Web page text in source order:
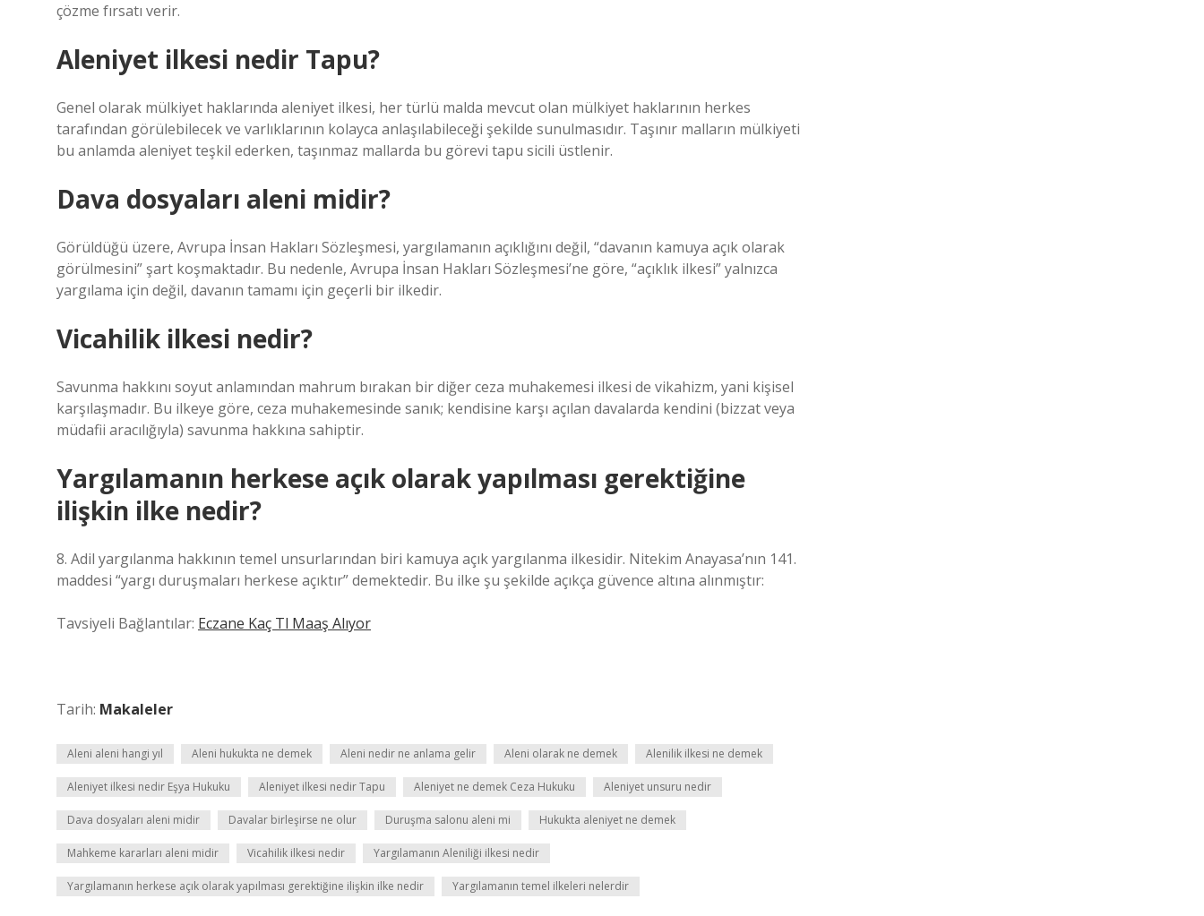
çözme fırsatı verir.
Aleniyet ilkesi nedir Tapu?
Genel olarak mülkiyet haklarında aleniyet ilkesi, her türlü malda mevcut olan mülkiyet haklarının herkes
tarafından görülebilecek ve varlıklarının kolayca anlaşılabileceği şekilde sunulmasıdır. Taşınır malların mülkiyeti
bu anlamda aleniyet teşkil ederken, taşınmaz mallarda bu görevi tapu sicili üstlenir.
Dava dosyaları aleni midir?
Görüldüğü üzere, Avrupa İnsan Hakları Sözleşmesi, yargılamanın açıklığını değil, “davanın kamuya açık olarak
görülmesini” şart koşmaktadır. Bu nedenle, Avrupa İnsan Hakları Sözleşmesi’ne göre, “açıklık ilkesi” yalnızca
yargılama için değil, davanın tamamı için geçerli bir ilkedir.
Vicahilik ilkesi nedir?
Savunma hakkını soyut anlamından mahrum bırakan bir diğer ceza muhakemesi ilkesi de vikahizm, yani kişisel
karşılaşmadır. Bu ilkeye göre, ceza muhakemesinde sanık; kendisine karşı açılan davalarda kendini (bizzat veya
müdafii aracılığıyla) savunma hakkına sahiptir.
Yargılamanın herkese açık olarak yapılması gerektiğine
ilişkin ilke nedir?
8. Adil yargılanma hakkının temel unsurlarından biri kamuya açık yargılanma ilkesidir. Nitekim Anayasa’nın 141.
maddesi “yargı duruşmaları herkese açıktır” demektedir. Bu ilke şu şekilde açıkça güvence altına alınmıştır:
Tavsiyeli Bağlantılar: Eczane Kaç Tl Maaş Alıyor
Tarih: Makaleler
Aleni aleni hangi yıl Aleni hukukta ne demek Aleni nedir ne anlama gelir Aleni olarak ne demek Alenilik ilkesi ne demek
Aleniyet ilkesi nedir Eşya Hukuku Aleniyet ilkesi nedir Tapu Aleniyet ne demek Ceza Hukuku Aleniyet unsuru nedir
Dava dosyaları aleni midir Davalar birleşirse ne olur Duruşma salonu aleni mi Hukukta aleniyet ne demek
Mahkeme kararları aleni midir Vicahilik ilkesi nedir Yargılamanın Aleniliği ilkesi nedir
Yargılamanın herkese açık olarak yapılması gerektiğine ilişkin ilke nedir Yargılamanın temel ilkeleri nelerdir